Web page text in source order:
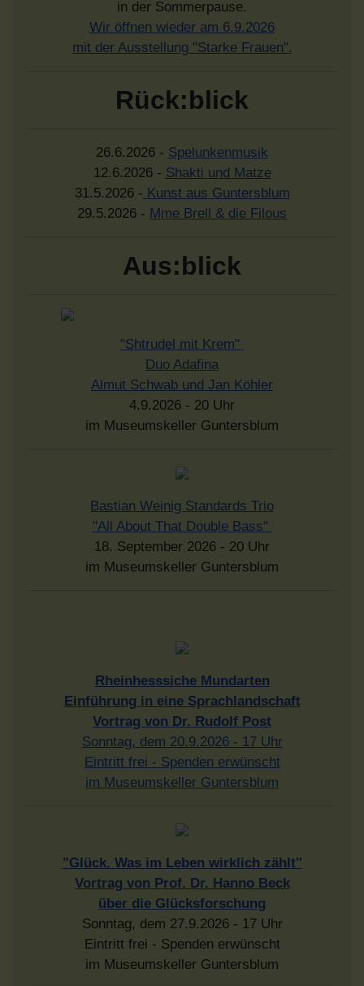
in der Sommerpause.
Wir öffnen wieder am 6.9.2026
mit der Ausstellung "Starke Frauen".
Rück:blick
26.6.2026 - Spelunkenmusik
12.6.2026 - Shakti und Matze
31.5.2026 - Kunst aus Guntersblum
29.5.2026 - Mme Brell & die Filous
Aus:blick
"Shtrudel mit Krem"
Duo Adafina
Almut Schwab und Jan Köhler
4.9.2026 - 20 Uhr
im Museumskeller Guntersblum
Bastian Weinig Standards Trio
"All About That Double Bass"
18. September 2026 - 20 Uhr
im Museumskeller Guntersblum
Rheinhesssiche Mundarten
Einführung in eine Sprachlandschaft
Vortrag von Dr. Rudolf Post
Sonntag, dem 20.9.2026 - 17 Uhr
Eintritt frei - Spenden erwünscht
im Museumskeller Guntersblum
"Glück. Was im Leben wirklich zählt"
Vortrag von Prof. Dr. Hanno Beck
über die Glücksforschung
Sonntag, dem 27.9.2026 - 17 Uhr
Eintritt frei - Spenden erwünscht
im Museumskeller Guntersblum